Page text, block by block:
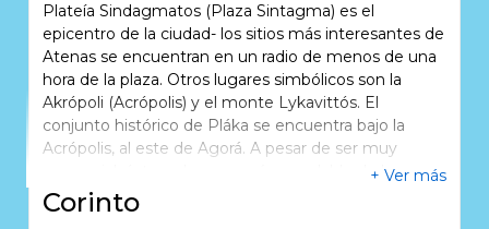
Plateía Sindagmatos (Plaza Sintagma) es el
epicentro de la ciudad- los sitios más interesantes de
Atenas se encuentran en un radio de menos de una
hora de la plaza. Otros lugares simbólicos son la
Akrópoli (Acrópolis) y el monte Lykavittós. El
conjunto histórico de Pláka se encuentra bajo la
Acrópolis, al este de Agorá. A pesar de ser muy
comercial, ésta es la zona más agradable de la
ciudad para recorrer a pie. Las estrechas callejuelas
están llenas de edificios del siglo XIX, tiendas de
+ Ver más
Corinto